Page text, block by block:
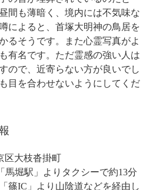
間も薄暗く、境内には不気味な
によると、首塚大明神の鳥居を
るそうです。また心霊写真がよ
有名です。ただ霊感の強い人は
ので、近寄らない方が良いでし
目を合わせないようにしてくだ
区大枝沓掛町
馬堀駅」よりタクシーで約13分
篠IC」より山陰道などを経由し